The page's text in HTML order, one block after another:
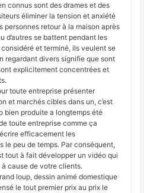
connus sont des drames et des
éliminer la tension et anxiété
personnes retour à la maison après
d’autres se battent pendant les
et terminé, ils veulent se
regardant divers signifie que sont
explicitement concentrées et
toute entreprise présenter
et marchés cibles dans un, c’est
bien produite a longtemps été
toute entreprise comme ça
efficacement les
le peu de temps. Par conséquent,
tout à fait développer un vidéo qui
cause de votre clients.
loup, dessin animé domestique
le tout premier prix au prix le